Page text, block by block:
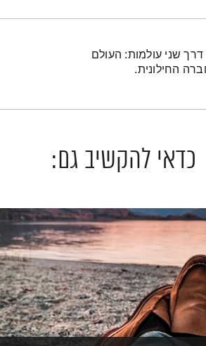
שני עולמות: העולם
החילונית.
כדאי להקשיב גם: